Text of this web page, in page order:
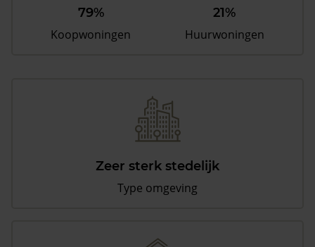
79%
Koopwoningen
21%
Huurwoningen
Zeer sterk stedelijk
Type omgeving